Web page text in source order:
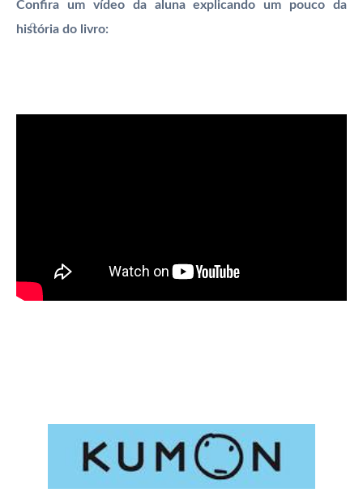
Confira um vídeo da aluna explicando um pouco da
história do livro: